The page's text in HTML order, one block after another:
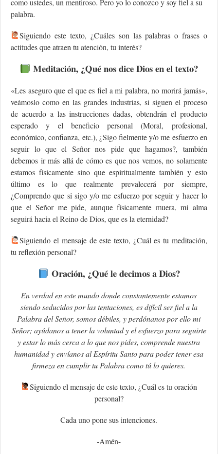
como ustedes, un mentiroso. Pero yo lo conozco y soy fiel a su
palabra.
Siguiendo este texto, ¿Cuáles son las palabras o frases o
actitudes que atraen tu atención, tu interés?
Meditación, ¿Qué nos dice Dios en el texto?
«Les aseguro que el que es fiel a mi palabra, no morirá jamás»,
veámoslo como en las grandes industrias, si siguen el proceso
de acuerdo a las instrucciones dadas, obtendrán el producto
esperado y el beneficio personal (Moral, profesional,
económico, confianza, etc.), ¿Sigo fielmente y/o me esfuerzo en
seguir lo que el Señor nos pide que hagamos?, también
debemos ir más allá de cómo es que nos vemos, no solamente
estamos físicamente sino que espiritualmente también y esto
último es lo que realmente prevalecerá por siempre,
¿Comprendo que si sigo y/o me esfuerzo por seguir y hacer lo
que el Señor me pide, aunque físicamente muera, mi alma
seguirá hacia el Reino de Dios, que es la eternidad?
Siguiendo el mensaje de este texto, ¿Cuál es tu meditación,
tu reflexión personal?
Oración, ¿Qué le decimos a Dios?
En verdad en este mundo donde constantemente estamos
siendo seducidos por las tentaciones, es difícil ser fiel a la
Palabra del Señor, somos débiles, y perdónanos por ello mi
Señor; ayúdanos a tener la voluntad y el esfuerzo para seguirte
y estar lo más cerca a lo que nos pides, comprende nuestra
humanidad y envíanos al Espíritu Santo para poder tener esa
firmeza en cumplir tu Palabra como tú lo quieres.
‍Siguiendo el mensaje de este texto, ¿Cuál es tu oración
personal?
Cada uno pone sus intenciones.
-Amén-